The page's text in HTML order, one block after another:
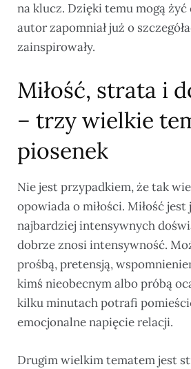
na klucz. Dzięki temu mogą żyć
autor zapomniał już o
zainspirowały.
Miłość, strata i
– trzy wielkie
piosenek
Nie jest przypadkiem, że tak
opowiada o miłości. Miłość jest
najbardziej intensywnych
dobrze znosi intensywność.
prośbą, pretensją,
kimś nieobecnym albo próbą
kilku minutach potrafi
emocjonalne napięcie relacji.
Drugim wielkim tematem jest